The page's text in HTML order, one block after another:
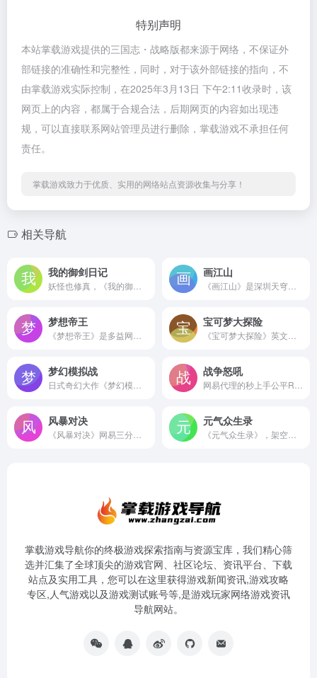
特别声明
本站掌载游戏提供的三国志・战略版都来源于网络，不保证外
部链接的准确性和完整性，同时，对于该外部链接的指向，不
由掌载游戏实际控制，在2025年3月13日 下午2:11收录时，该
网页上的内容，都属于合规合法，后期网页的内容如出现违
规，可以直接联系网站管理员进行删除，掌载游戏不承担任何
责任。
掌载游戏致力于优质、实用的网络站点资源收集与分享！
相关导航
我的御剑日记 画江山
梦想帝王 宝可梦大探险
梦幻模拟战 战争怒吼
风暴对决 元气众生录
掌载游戏导航你的终极游戏探索指南与资源宝库，我们精心筛
选并汇集了全球顶尖的游戏官网、社区论坛、资讯平台、下载
站点及实用工具，您可以在这里获得游戏新闻资讯,游戏攻略
专区,人气游戏以及游戏测试账号等,是游戏玩家网络游戏资讯
导航网站。